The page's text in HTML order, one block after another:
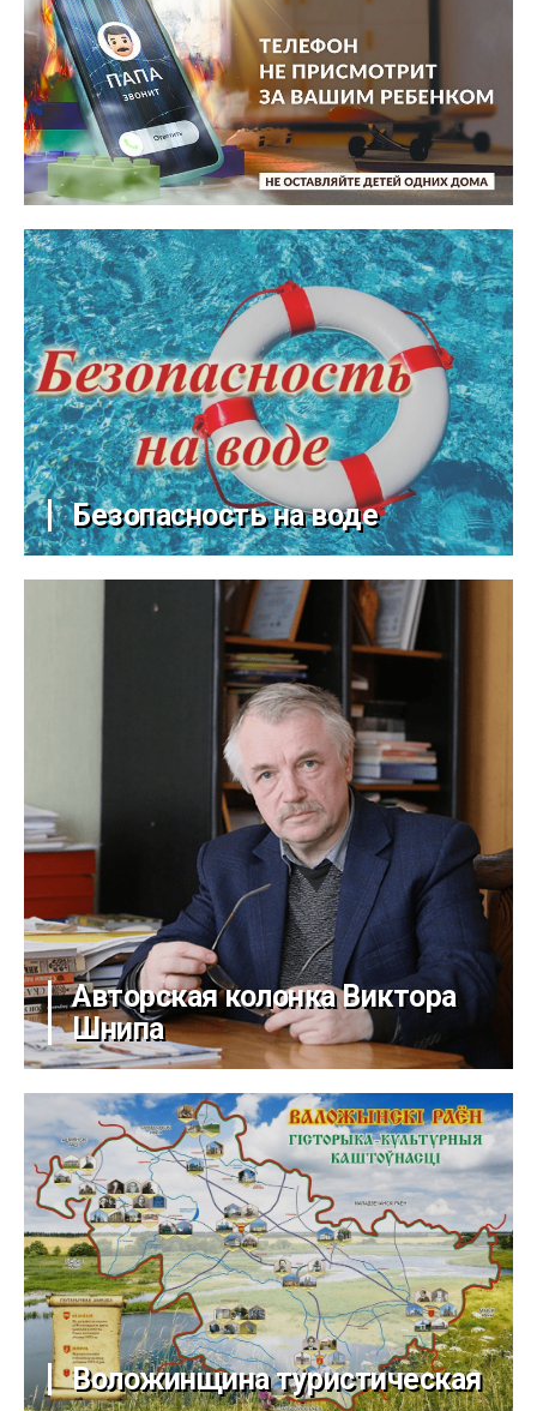
Безопасность на воде
Авторская колонка Виктора
Шнипа
Воложинщина туристическая